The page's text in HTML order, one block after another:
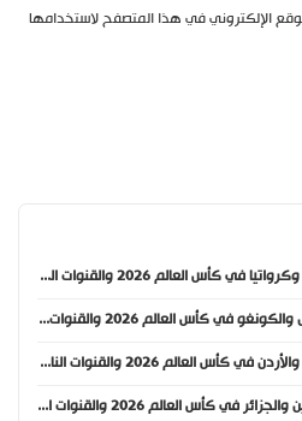
الإلكتروني في هذا المتصفح لاستخدامها
موعد مباراة إنجلترا وكرواتيا في كأس العالم 2026 والقنوات الناقلة
موعد مباراة البرتغال والكونغو في كأس العالم 2026 والقنوات الناقلة
موعد مباراة النمسا والأردن في كأس العالم 2026 والقنوات الناقلة
موعد مباراة الأرجنتين والجزائر في كأس العالم 2026 والقنوات الناقلة